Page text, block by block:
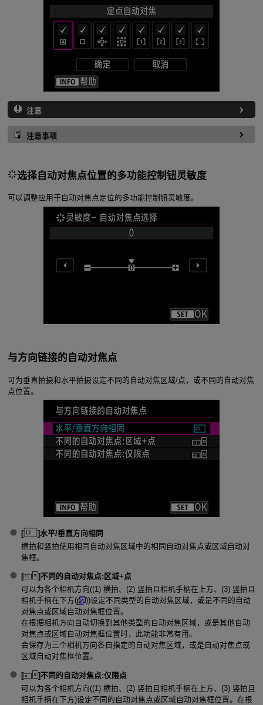
注意
注意事项
选择自动对焦点位置的多功能控制钮灵敏度
可以调整应用于自动对焦点定位的多功能控制钮灵敏度。
与方向链接的自动对焦点
可为垂直拍摄和水平拍摄设定不同的自动对焦区域/点，或不同的自动对焦
点位置。
[ ]水平/垂直方向相同
横拍和竖拍使用相同自动对焦区域中的相同自动对焦点或区域自动对
焦框。
[ ]不同的自动对焦点:区域+点
可以为各个相机方向((1) 横拍、(2) 竖拍且相机手柄在上方、(3) 竖拍且
相机手柄在下方(
))设定不同类型的自动对焦区域，或是不同的自动
对焦点或区域自动对焦框位置。
在根据相机方向自动切换到其他类型的自动对焦区域，或是其他自动
对焦点或区域自动对焦框位置时，此功能非常有用。
会保存为三个相机方向各自指定的自动对焦区域，或是自动对焦点或
区域自动对焦框位置。
[ ]不同的自动对焦点:仅限点
可以为各个相机方向((1) 横拍、(2) 竖拍且相机手柄在上方、(3) 竖拍且
相机手柄在下方)设定不同的自动对焦点或区域自动对焦框位置。在根